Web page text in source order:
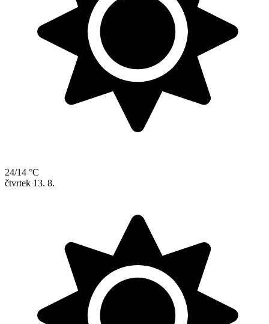
24/14 °C
čtvrtek 13. 8.